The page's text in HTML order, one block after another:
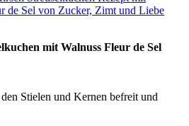
mit Walnuss Fleur de Sel
Stielen und Kernen befreit und